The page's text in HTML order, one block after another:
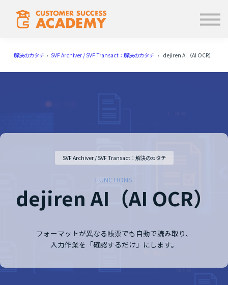
学ぶ
使い方
ログイン
解決のカタチ › SVF Archiver / SVF Transact：解決のカタチ › dejiren AI（AI OCR）
SVF Archiver / SVF Transact：解決のカタチ
FUNCTIONS
dejiren AI（AI OCR）
フォーマットが異なる帳票でも自動で読み取り、
入力作業を「確認するだけ」にします。